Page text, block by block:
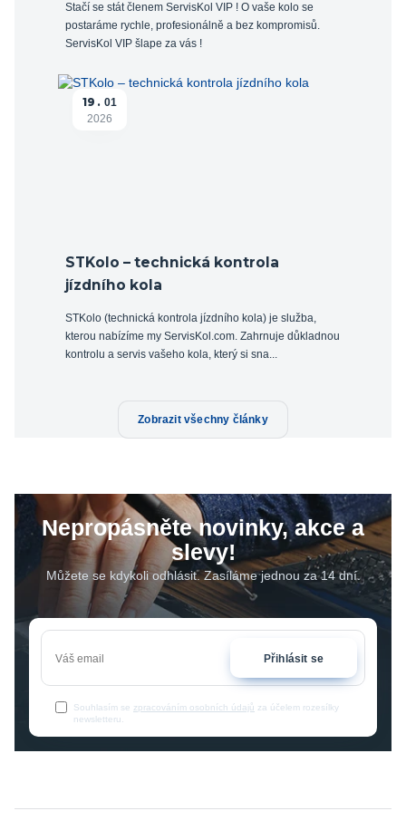
Stačí se stát členem ServisKol VIP ! O vaše kolo se
postaráme rychle, profesionálně a bez kompromisů.
ServisKol VIP šlape za vás !
19
01
2026
STKolo – technická kontrola
jízdního kola
STKolo (technická kontrola jízdního kola) je služba,
kterou nabízíme my ServisKol.com. Zahrnuje důkladnou
kontrolu a servis vašeho kola, který si sna...
Zobrazit všechny články
Nepropásněte novinky, akce a
slevy!
Můžete se kdykoli odhlásit. Zasíláme jednou za 14 dní.
Přihlásit se
Souhlasím se zpracováním osobních údajů za účelem rozesílky
newsletteru.